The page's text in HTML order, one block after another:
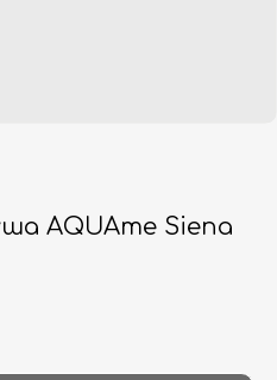
AQUAme Siena